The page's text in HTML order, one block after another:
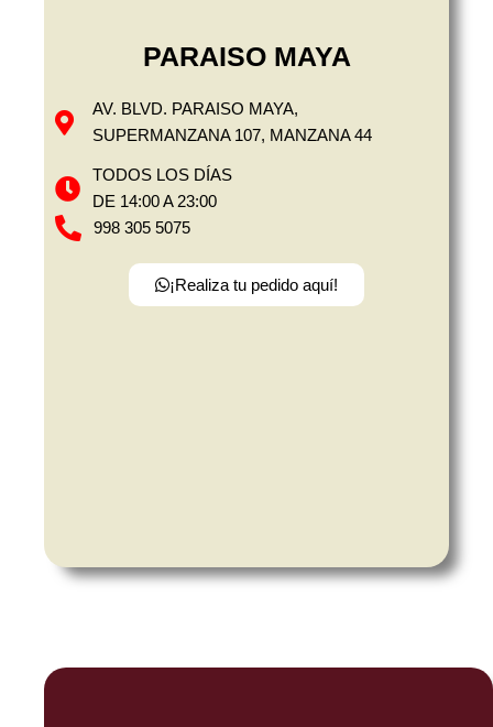
PARAISO MAYA
AV. BLVD. PARAISO MAYA,
SUPERMANZANA 107, MANZANA 44
TODOS LOS DÍAS
DE 14:00 A 23:00
998 305 5075
¡Realiza tu pedido aquí!